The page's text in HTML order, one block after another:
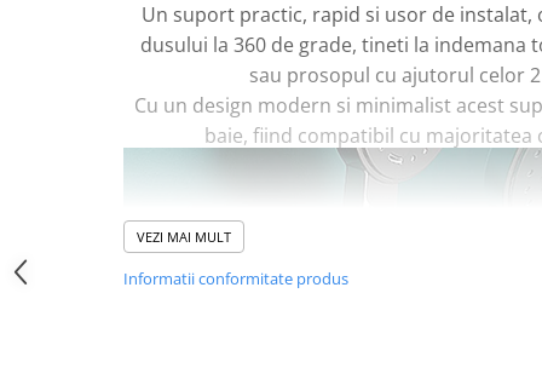
Folii Protectie Multisuprafete
Accesorii Decoratiuni Interioare
PC, Periferice & Software
Jucarii Copii & Bebe
Un suport practic, rapid si usor de
dusului la 360 de grade, tineti la indemana
sau prosopul cu ajutorul celor
Cu un design modern si minimalist acest
baie, fiind compatibil cu majoritatea
VEZI MAI MULT
Informatii conformitate produs